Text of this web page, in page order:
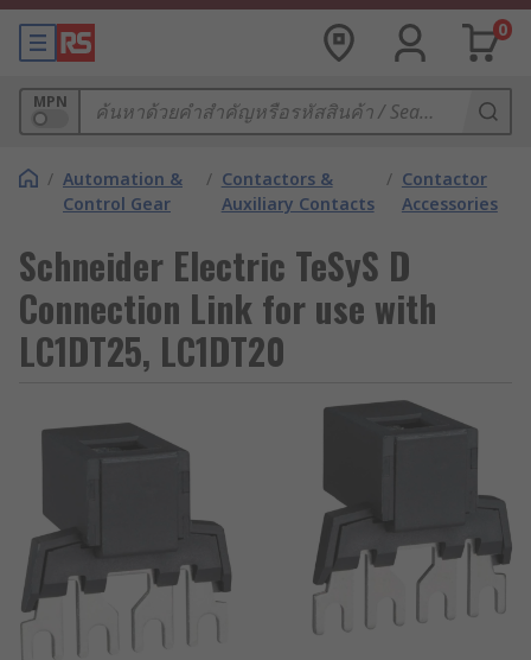
0
MPN
/ Automation &
Control Gear
/ Contactors &
Auxiliary Contacts
/ Contactor
Accessories
Schneider Electric TeSyS D
Connection Link for use with
LC1DT25, LC1DT20